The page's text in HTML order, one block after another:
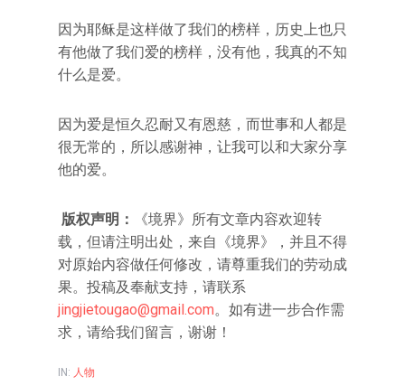
因为耶稣是这样做了我们的榜样，历史上也只
有他做了我们爱的榜样，没有他，我真的不知
什么是爱。
因为爱是恒久忍耐又有恩慈，而世事和人都是
很无常的，所以感谢神，让我可以和大家分享
他的爱。
版权声明：
《境界》所有文章内容欢迎转
载，但请注明出处，来自《境界》，并且不得
对原始内容做任何修改，请尊重我们的劳动成
果。投稿及奉献支持，请联系
jingjietougao@gmail.com。如有进一步合作需
求，请给我们留言，谢谢！
IN: 人物